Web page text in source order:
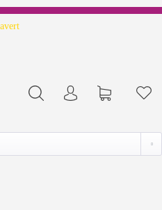
Mein KontoWarenkorb